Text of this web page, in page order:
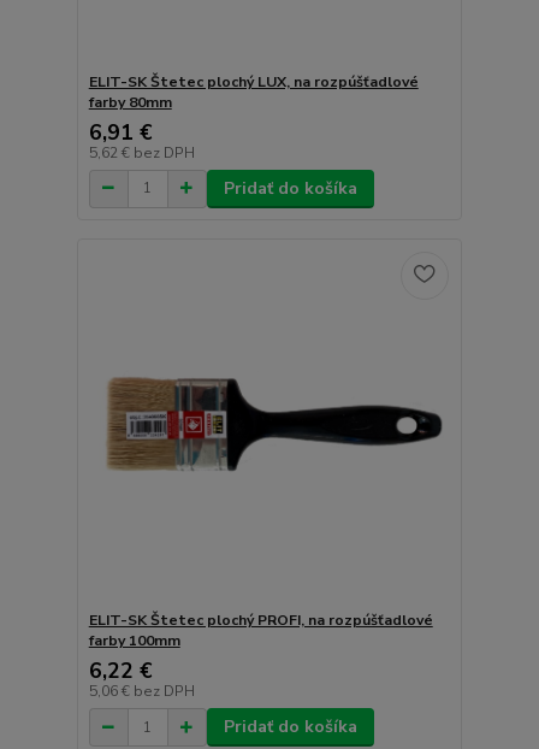
ELIT-SK Štetec plochý LUX, na rozpúšťadlové
farby 80mm
6,91 €
5,62 € bez DPH
Pridať do košíka
ELIT-SK Štetec plochý PROFI, na rozpúšťadlové
farby 100mm
6,22 €
5,06 € bez DPH
Pridať do košíka